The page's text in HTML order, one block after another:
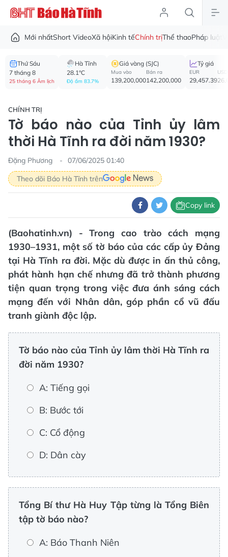
Mới nhấtShort VideoXã hộiKinh tếChính trịThể thaoPháp luật
Thứ Sáu
7 tháng 8
25 tháng 6 Âm lịch
Hà Tĩnh
28.1°C
Độ ẩm 83.7%
Giá vàng (SJC)
Mua vào
139,200,000
Bán ra
142,200,000
Tỷ giá
EUR
29,457.39
USD
CHÍNH TRỊ
Tờ báo nào của Tỉnh ủy lâm
thời Hà Tĩnh ra đời năm 1930?
Đặng Phương
07/06/2025 01:40
Theo dõi Báo Hà Tĩnh trên
Copy link
(Baohatinh.vn) - Trong cao trào cách mạng
1930–1931, một số tờ báo của các cấp ủy Đảng
tại Hà Tĩnh ra đời. Mặc dù được in ấn thủ công,
phát hành hạn chế nhưng đã trở thành phương
tiện quan trọng trong việc đưa ánh sáng cách
mạng đến với Nhân dân, góp phần cổ vũ đấu
tranh giành độc lập.
Tờ báo nào của Tỉnh ủy lâm thời Hà Tĩnh ra
đời năm 1930?
A: Tiếng gọi
B: Bước tới
C: Cổ động
D: Dân cày
Tổng Bí thư Hà Huy Tập từng là Tổng Biên
tập tờ báo nào?
A: Báo Thanh Niên